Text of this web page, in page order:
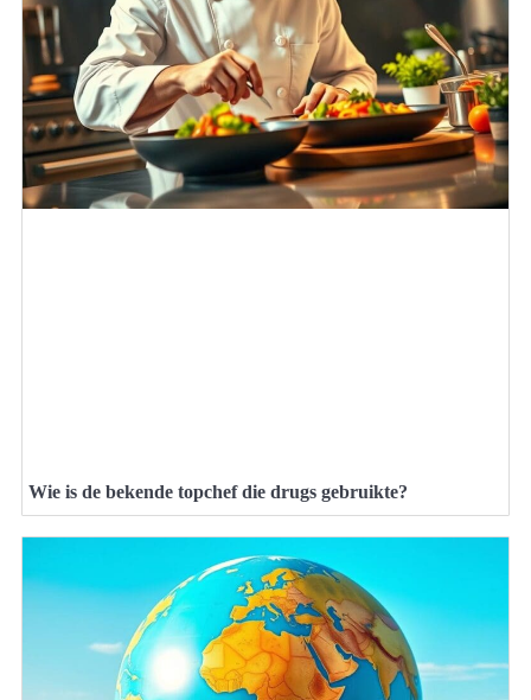
Wie is de bekende topchef die drugs gebruikte?